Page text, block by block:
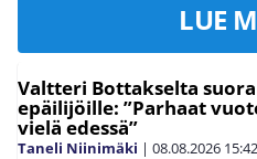
LUE
Valtteri Bottakselta
epäilijöille: ”Parhaat
vielä edessä”
Taneli Niinimäki | 08.08.2026 15:42